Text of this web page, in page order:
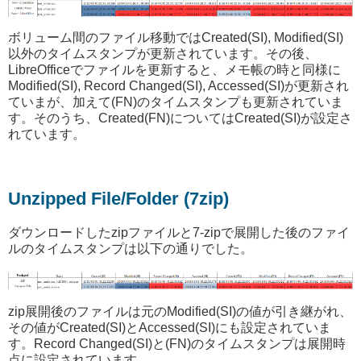
ボリューム間のファイル移動ではCreated(SI), Modified(SI)
以外のタイムスタンプが更新されています。その後、
LibreOfficeでファイルを更新すると、メモ帳の時と同様に
Modified(SI), Record Changed(SI), Accessed(SI)が更新され
ていまが、加えて(FN)のタイムスタンプも更新されていま
す。そのうち、Created(FN)についてはCreated(SI)が設定さ
れています。
Unzipped File/Folder (7zip)
ダウンロードしたzipファイルと7-zipで展開した後のファイ
ルのタイムスタンプは以下の通りでした。
zip展開後のファイルは元のModified(SI)の値が引き継がれ、
その値がCreated(SI)とAccessed(SI)にも設定されていま
す。Record Changed(SI)と(FN)のタイムスタンプは展開時